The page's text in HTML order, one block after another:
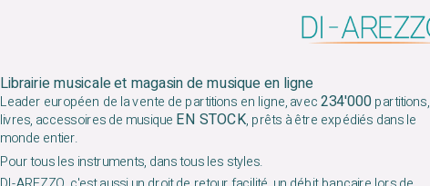
Librairie musicale et magasin de musique en ligne
Leader européen de la vente de partitions en ligne, avec234'000partitions,
livres, accessoires de musique EN STOCK, prêts à être expédiés dans le
monde entier.
Pour tous les instruments, dans tous les styles.